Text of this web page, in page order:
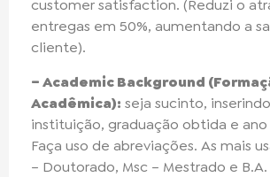
customer satisfaction. (Reduzi o
entregas em 50%, aumentando a
cliente).
– Academic Background
Acadêmica): seja sucinto,
instituição, graduação obtida e
Faça uso de abreviações. As mais
– Doutorado, Msc – Mestrado e